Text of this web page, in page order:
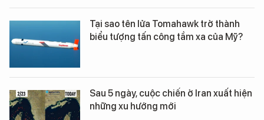
Tại sao tên lửa Tomahawk trở thành
biểu tượng tấn công tầm xa của Mỹ?
Sau 5 ngày, cuộc chiến ở Iran xuất hiện
những xu hướng mới